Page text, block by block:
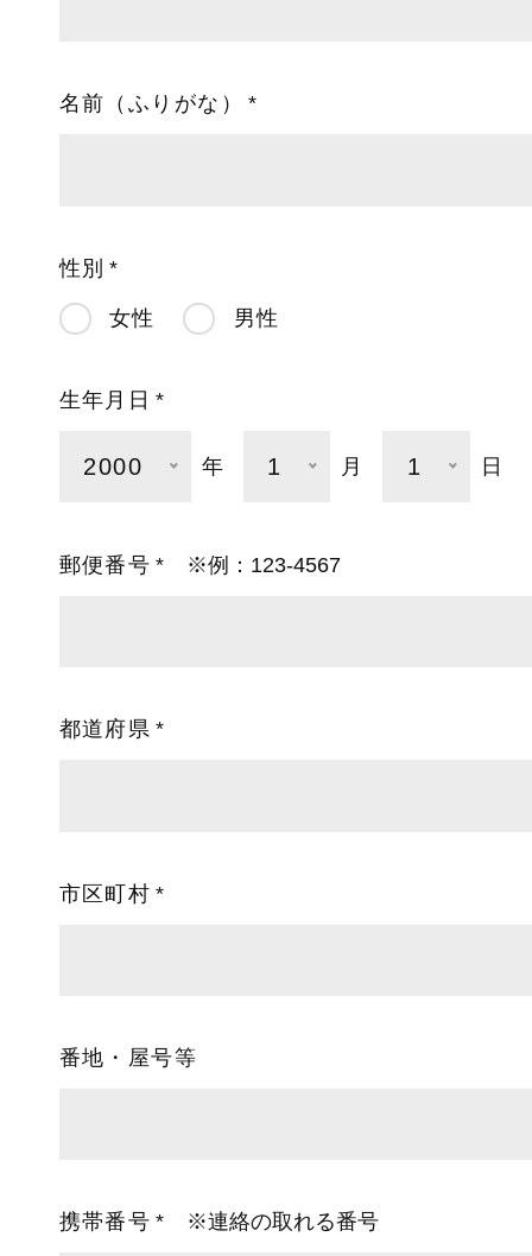
名前（ふりがな）
性別
女性 男性
生年月日
2000 年 1 月 1 日
郵便番号 ※例：123-4567
都道府県
市区町村
番地・屋号等
携帯番号 ※連絡の取れる番号